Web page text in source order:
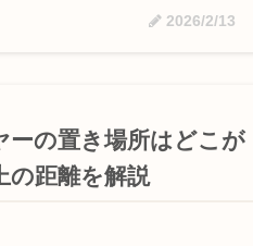
2026/2/13
ーの置き場所はどこが
の距離を解説